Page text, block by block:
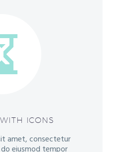
ICONS
amet, consectetur